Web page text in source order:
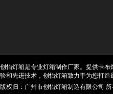
创怡灯箱是专业灯箱制作厂家。提供卡
验和先进技术，创怡灯箱致力于为您打
版权归：广州市创怡灯箱制造有限公司